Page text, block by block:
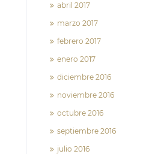
abril 2017
marzo 2017
febrero 2017
enero 2017
diciembre 2016
noviembre 2016
octubre 2016
septiembre 2016
julio 2016